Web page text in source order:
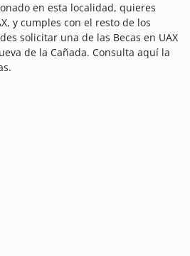
en esta localidad, quieres
y cumples con el resto de los
solicitar una de las Becas en UAX
de la Cañada. Consulta aquí la